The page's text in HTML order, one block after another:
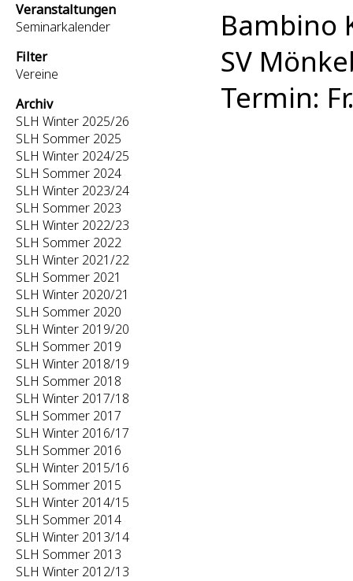
Veranstaltungen
Seminarkalender
Filter
Vereine
Archiv
SLH Winter 2025/26
SLH Sommer 2025
SLH Winter 2024/25
SLH Sommer 2024
SLH Winter 2023/24
SLH Sommer 2023
SLH Winter 2022/23
SLH Sommer 2022
SLH Winter 2021/22
SLH Sommer 2021
SLH Winter 2020/21
SLH Sommer 2020
SLH Winter 2019/20
SLH Sommer 2019
SLH Winter 2018/19
SLH Sommer 2018
SLH Winter 2017/18
SLH Sommer 2017
SLH Winter 2016/17
SLH Sommer 2016
SLH Winter 2015/16
SLH Sommer 2015
SLH Winter 2014/15
SLH Sommer 2014
SLH Winter 2013/14
SLH Sommer 2013
SLH Winter 2012/13
Bambino
SV
Termin: